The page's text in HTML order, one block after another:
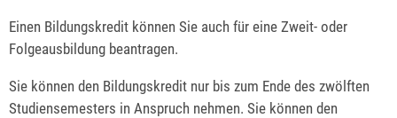
Einen Bildungskredit können Sie auch für eine Zweit- oder
Folgeausbildung beantragen.
Sie können den Bildungskredit nur bis zum Ende des zwölften
Studiensemesters in Anspruch nehmen. Sie können den